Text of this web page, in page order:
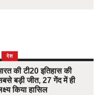
देश
की टी20 इतिहास की
बड़ी जीत, 27 गेंद में ही
किया हासिल